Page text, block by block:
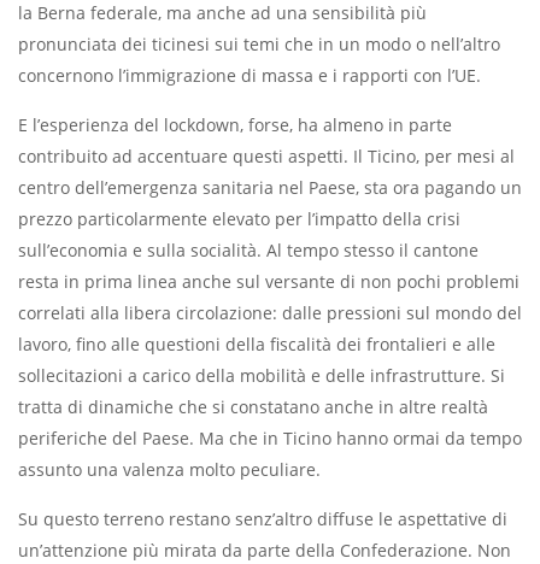
la Berna federale, ma anche ad una sensibilità più
pronunciata dei ticinesi sui temi che in un modo o nell’altro
concernono l’immigrazione di massa e i rapporti con l’UE.
E l’esperienza del lockdown, forse, ha almeno in parte
contribuito ad accentuare questi aspetti. Il Ticino, per mesi al
centro dell’emergenza sanitaria nel Paese, sta ora pagando un
prezzo particolarmente elevato per l’impatto della crisi
sull’economia e sulla socialità. Al tempo stesso il cantone
resta in prima linea anche sul versante di non pochi problemi
correlati alla libera circolazione: dalle pressioni sul mondo del
lavoro, fino alle questioni della fiscalità dei frontalieri e alle
sollecitazioni a carico della mobilità e delle infrastrutture. Si
tratta di dinamiche che si constatano anche in altre realtà
periferiche del Paese. Ma che in Ticino hanno ormai da tempo
assunto una valenza molto peculiare.
Su questo terreno restano senz’altro diffuse le aspettative di
un’attenzione più mirata da parte della Confederazione. Non